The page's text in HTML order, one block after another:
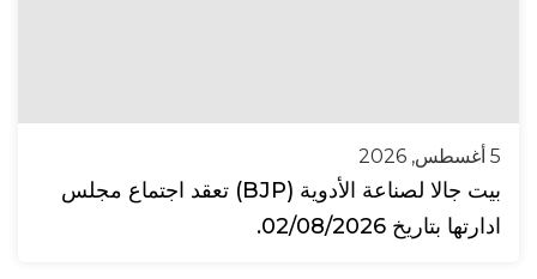
5 أغسطس, 2026
بيت جالا لصناعة الأدوية (BJP) تعقد اجتماع مجلس
ادارتها بتاريخ 02/08/2026.